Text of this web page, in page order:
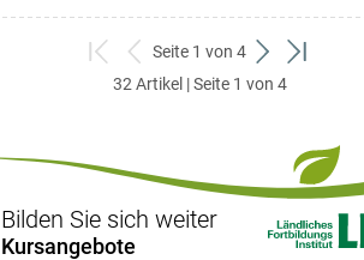
zum
ersten
zurück
zum
Seite 1 von 4
weiter
zum
zum
32 Artikel | Seite 1 von 4
Bilden Sie sich weiter
Kursangebote